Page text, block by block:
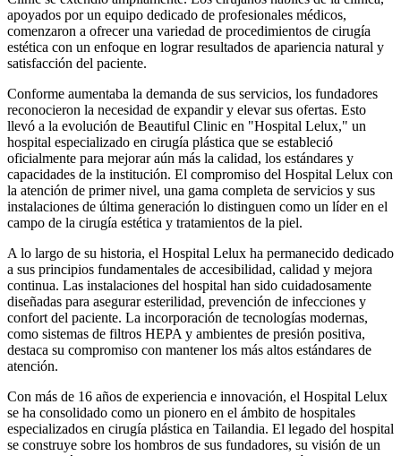
apoyados por un equipo dedicado de profesionales médicos,
comenzaron a ofrecer una variedad de procedimientos de cirugía
estética con un enfoque en lograr resultados de apariencia natural y
satisfacción del paciente.
Conforme aumentaba la demanda de sus servicios, los fundadores
reconocieron la necesidad de expandir y elevar sus ofertas. Esto
llevó a la evolución de Beautiful Clinic en "Hospital Lelux," un
hospital especializado en cirugía plástica que se estableció
oficialmente para mejorar aún más la calidad, los estándares y
capacidades de la institución. El compromiso del Hospital Lelux con
la atención de primer nivel, una gama completa de servicios y sus
instalaciones de última generación lo distinguen como un líder en el
campo de la cirugía estética y tratamientos de la piel.
A lo largo de su historia, el Hospital Lelux ha permanecido dedicado
a sus principios fundamentales de accesibilidad, calidad y mejora
continua. Las instalaciones del hospital han sido cuidadosamente
diseñadas para asegurar esterilidad, prevención de infecciones y
confort del paciente. La incorporación de tecnologías modernas,
como sistemas de filtros HEPA y ambientes de presión positiva,
destaca su compromiso con mantener los más altos estándares de
atención.
Con más de 16 años de experiencia e innovación, el Hospital Lelux
se ha consolidado como un pionero en el ámbito de hospitales
especializados en cirugía plástica en Tailandia. El legado del hospital
se construye sobre los hombros de sus fundadores, su visión de un